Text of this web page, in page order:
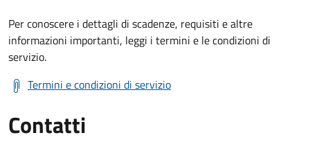
Per conoscere i dettagli di scadenze, requisiti e altre
informazioni importanti, leggi i termini e le condizioni di
servizio.
Termini e condizioni di servizio
Contatti